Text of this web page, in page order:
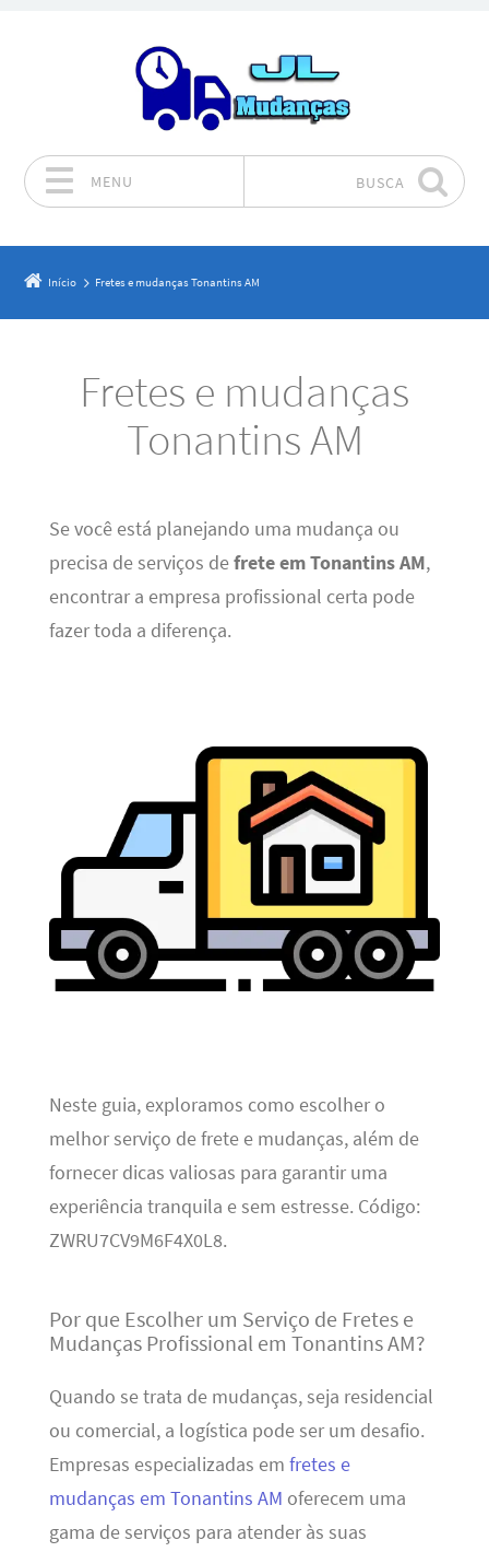
MENU BUSCA
Início Fretes e mudanças Tonantins AM
Fretes e mudanças
Tonantins AM
Se você está planejando uma mudança ou
precisa de serviços defrete em Tonantins AM,
encontrar a empresa profissional certa pode
fazer toda a diferença.
Neste guia, exploramos como escolher o
melhor serviço de frete e mudanças, além de
fornecer dicas valiosas para garantir uma
experiência tranquila e sem estresse. Código:
ZWRU7CV9M6F4X0L8.
Por que Escolher um Serviço de Fretes e
Mudanças Profissional em Tonantins AM?
Quando se trata de mudanças, seja residencial
ou comercial, a logística pode ser um desafio.
Empresas especializadas em fretes e
mudanças em Tonantins AM oferecem uma
gama de serviços para atender às suas